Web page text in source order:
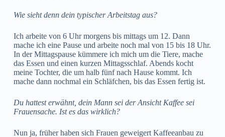
Wie sieht denn dein typischer Arbeitstag aus?
Ich arbeite von 6 Uhr morgens bis mittags um 12. Dann
mache ich eine Pause und arbeite noch mal von 15 bis 18 Uhr.
In der Mittagspause kümmere ich mich um die Tiere, mache
das Essen und einen kurzen Mittagsschlaf. Abends kocht
meine Tochter, die um halb fünf nach Hause kommt. Ich
mache dann nochmal ein Schläfchen, bis das Essen fertig ist.
Du hattest erwähnt, dein Mann sei der Ansicht Kaffee sei
Frauensache. Ist es das wirklich?
Nun ja, früher haben sich Frauen geweigert Kaffeeanbau zu